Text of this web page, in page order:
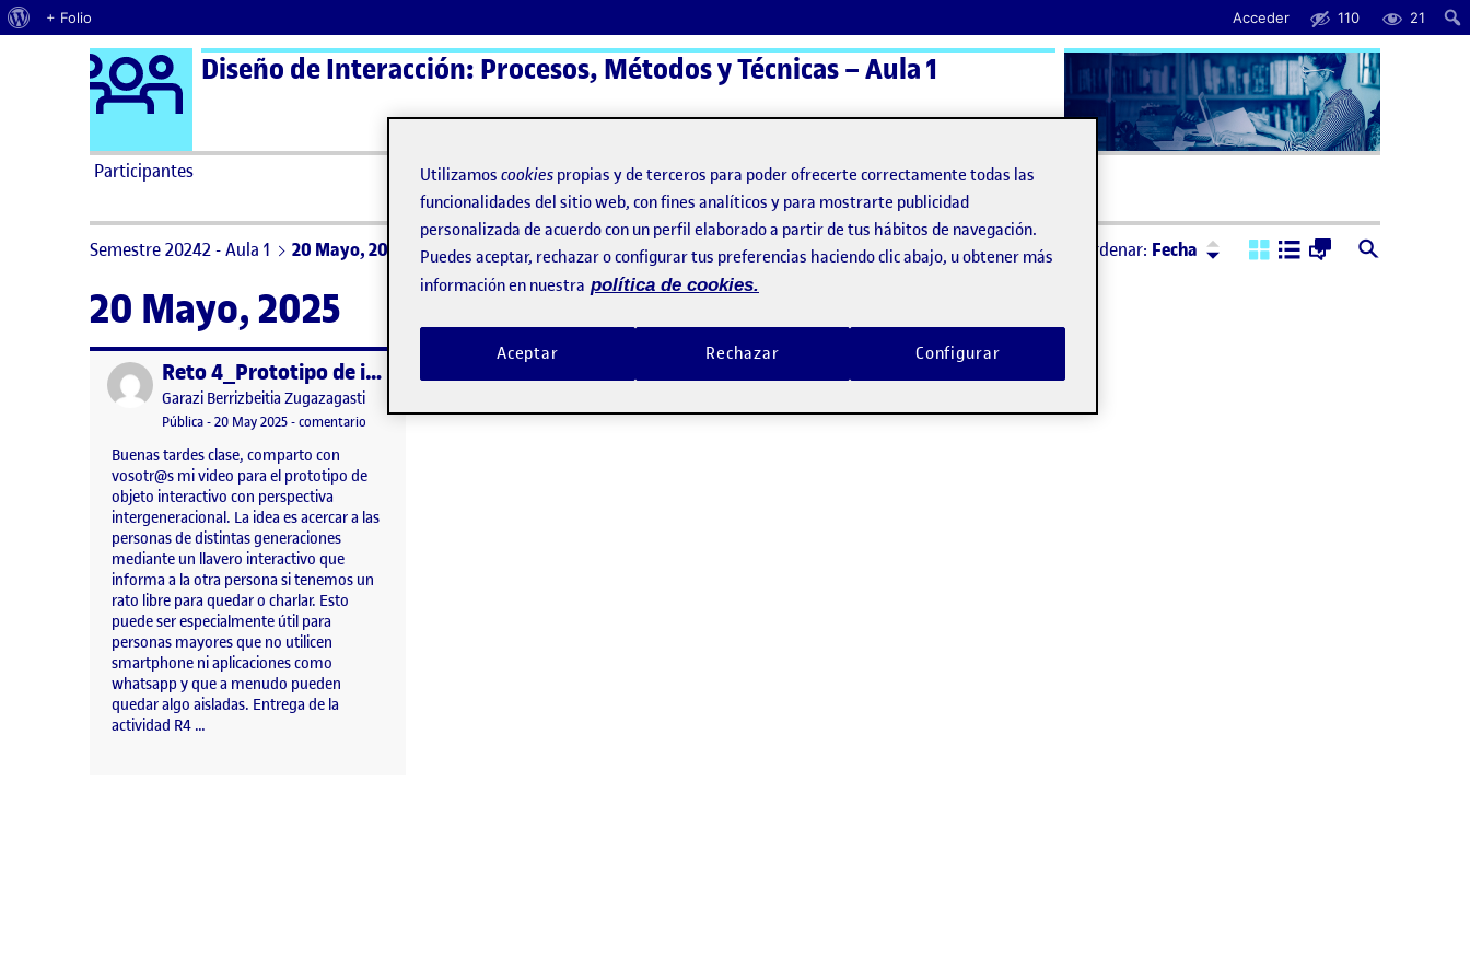
Acerca de WordPress
+ Folio Acceder 110 21
Saltar al contenido Logo Ágora
Diseño de Interacción: Procesos, Métodos y Técnicas – Aula 1
Participantes ActiFolios Ayuda
Semestre 20242 - Aula 1 20 Mayo, 2025 Ordenar: Fecha Ordenar:Descendente
20 Mayo, 2025
Publicado por Reto 4_Prototipo de interacción: Llaves interactivas
Publicado por
Garazi Berrizbeitia Zugazagasti
Visibilidad:
Pública-Fecha de publicación
20 May 2025-comentario en Reto 4_Prototipo de interacción: Llaves interactivas
Buenas tardes clase, comparto con
vosotr@s mi video para el prototipo de
objeto interactivo con perspectiva
intergeneracional. La idea es acercar a las
personas de distintas generaciones
mediante un llavero interactivo que
informa a la otra persona si tenemos un
rato libre para quedar o charlar. Esto
puede ser especialmente útil para
personas mayores que no utilicen
smartphone ni aplicaciones como
whatsapp y que a menudo pueden
quedar algo aisladas. Entrega de la
actividad R4 …
Utilizamos cookies propias y de terceros para poder ofrecerte correctamente todas las
funcionalidades del sitio web, con fines analíticos y para mostrarte publicidad
personalizada de acuerdo con un perfil elaborado a partir de tus hábitos de navegación.
Puedes aceptar, rechazar o configurar tus preferencias haciendo clic abajo, u obtener más
información en nuestra política de cookies.
Rechazar
Aceptar Configurar